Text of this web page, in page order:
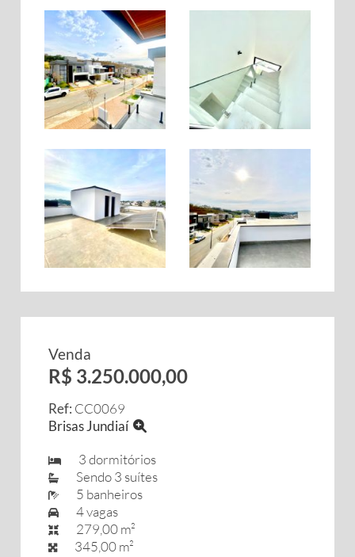
Venda
R$ 3.250.000,00
Ref: CC0069
Brisas Jundiaí
3 dormitórios
Sendo 3 suítes
5 banheiros
4 vagas
279,00 m²
345,00 m²